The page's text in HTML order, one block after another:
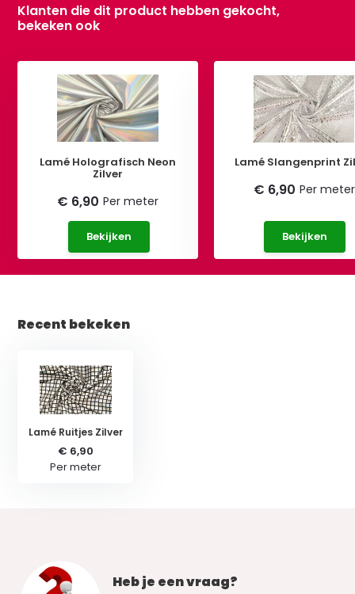
Klanten die dit product hebben gekocht,
bekeken ook
Lamé Holografisch Neon
Zilver
€ 6,90 Per meter
Bekijken
Lamé Slangenprint
€ 6,90 Per meter
Bekijken
Recent bekeken
Lamé Ruitjes Zilver
€ 6,90
Per meter
Heb je een vraag?